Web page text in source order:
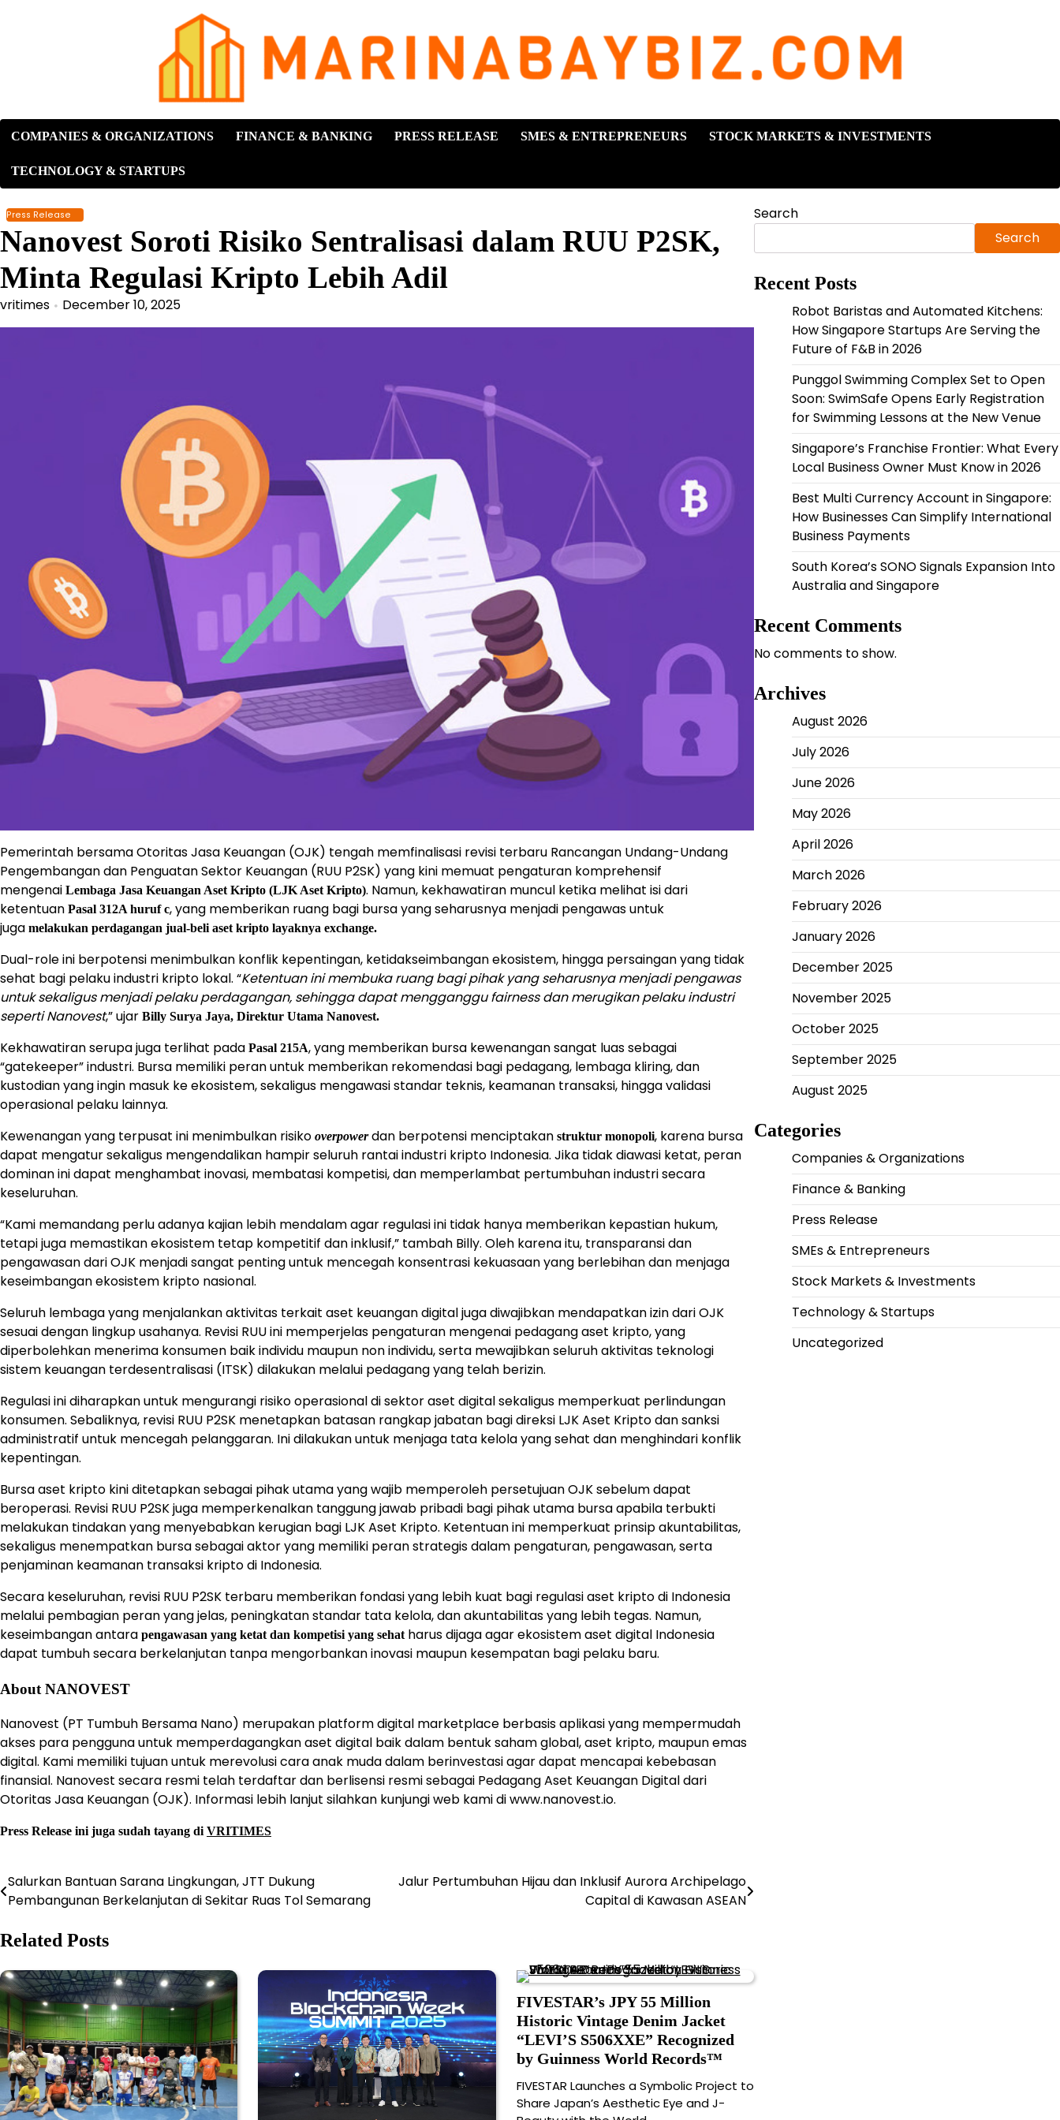
COMPANIES & ORGANIZATIONS FINANCE & BANKING PRESS RELEASE SMES & ENTREPRENEURS STOCK MARKETS & INVESTMENTS
TECHNOLOGY & STARTUPS
Press Release
Nanovest Soroti Risiko Sentralisasi dalam RUU P2SK,
Minta Regulasi Kripto Lebih Adil
vritimes December 10, 2025
Pemerintah bersama Otoritas Jasa Keuangan (OJK) tengah memfinalisasi revisi terbaru Rancangan Undang-Undang
Pengembangan dan Penguatan Sektor Keuangan (RUU P2SK) yang kini memuat pengaturan komprehensif
mengenai Lembaga Jasa Keuangan Aset Kripto (LJK Aset Kripto). Namun, kekhawatiran muncul ketika melihat isi dari
ketentuan Pasal 312A huruf c, yang memberikan ruang bagi bursa yang seharusnya menjadi pengawas untuk
juga melakukan perdagangan jual-beli aset kripto layaknya exchange.
Dual-role ini berpotensi menimbulkan konflik kepentingan, ketidakseimbangan ekosistem, hingga persaingan yang tidak
sehat bagi pelaku industri kripto lokal. “Ketentuan ini membuka ruang bagi pihak yang seharusnya menjadi pengawas
untuk sekaligus menjadi pelaku perdagangan, sehingga dapat mengganggu fairness dan merugikan pelaku industri
seperti Nanovest,” ujar Billy Surya Jaya, Direktur Utama Nanovest.
Kekhawatiran serupa juga terlihat pada Pasal 215A, yang memberikan bursa kewenangan sangat luas sebagai
“gatekeeper” industri. Bursa memiliki peran untuk memberikan rekomendasi bagi pedagang, lembaga kliring, dan
kustodian yang ingin masuk ke ekosistem, sekaligus mengawasi standar teknis, keamanan transaksi, hingga validasi
operasional pelaku lainnya.
Kewenangan yang terpusat ini menimbulkan risiko overpowerdan berpotensi menciptakan struktur monopoli, karena bursa
dapat mengatur sekaligus mengendalikan hampir seluruh rantai industri kripto Indonesia. Jika tidak diawasi ketat, peran
dominan ini dapat menghambat inovasi, membatasi kompetisi, dan memperlambat pertumbuhan industri secara
keseluruhan.
“Kami memandang perlu adanya kajian lebih mendalam agar regulasi ini tidak hanya memberikan kepastian hukum,
tetapi juga memastikan ekosistem tetap kompetitif dan inklusif,” tambah Billy. Oleh karena itu, transparansi dan
pengawasan dari OJK menjadi sangat penting untuk mencegah konsentrasi kekuasaan yang berlebihan dan menjaga
keseimbangan ekosistem kripto nasional.
Seluruh lembaga yang menjalankan aktivitas terkait aset keuangan digital juga diwajibkan mendapatkan izin dari OJK
sesuai dengan lingkup usahanya. Revisi RUU ini memperjelas pengaturan mengenai pedagang aset kripto, yang
diperbolehkan menerima konsumen baik individu maupun non individu, serta mewajibkan seluruh aktivitas teknologi
sistem keuangan terdesentralisasi (ITSK) dilakukan melalui pedagang yang telah berizin.
Regulasi ini diharapkan untuk mengurangi risiko operasional di sektor aset digital sekaligus memperkuat perlindungan
konsumen. Sebaliknya, revisi RUU P2SK menetapkan batasan rangkap jabatan bagi direksi LJK Aset Kripto dan sanksi
administratif untuk mencegah pelanggaran. Ini dilakukan untuk menjaga tata kelola yang sehat dan menghindari konflik
kepentingan.
Bursa aset kripto kini ditetapkan sebagai pihak utama yang wajib memperoleh persetujuan OJK sebelum dapat
beroperasi. Revisi RUU P2SK juga memperkenalkan tanggung jawab pribadi bagi pihak utama bursa apabila terbukti
melakukan tindakan yang menyebabkan kerugian bagi LJK Aset Kripto. Ketentuan ini memperkuat prinsip akuntabilitas,
sekaligus menempatkan bursa sebagai aktor yang memiliki peran strategis dalam pengaturan, pengawasan, serta
penjaminan keamanan transaksi kripto di Indonesia.
Secara keseluruhan, revisi RUU P2SK terbaru memberikan fondasi yang lebih kuat bagi regulasi aset kripto di Indonesia
melalui pembagian peran yang jelas, peningkatan standar tata kelola, dan akuntabilitas yang lebih tegas. Namun,
keseimbangan antara pengawasan yang ketat dan kompetisi yang sehatharus dijaga agar ekosistem aset digital Indonesia
dapat tumbuh secara berkelanjutan tanpa mengorbankan inovasi maupun kesempatan bagi pelaku baru.
About NANOVEST
Nanovest (PT Tumbuh Bersama Nano) merupakan platform digital marketplace berbasis aplikasi yang mempermudah
akses para pengguna untuk memperdagangkan aset digital baik dalam bentuk saham global, aset kripto, maupun emas
digital. Kami memiliki tujuan untuk merevolusi cara anak muda dalam berinvestasi agar dapat mencapai kebebasan
finansial. Nanovest secara resmi telah terdaftar dan berlisensi resmi sebagai Pedagang Aset Keuangan Digital dari
Otoritas Jasa Keuangan (OJK). Informasi lebih lanjut silahkan kunjungi web kami di www.nanovest.io.
Press Release ini juga sudah tayang diVRITIMES
Post
navigation
Salurkan Bantuan Sarana Lingkungan, JTT Dukung
Pembangunan Berkelanjutan di Sekitar Ruas Tol Semarang
Jalur Pertumbuhan Hijau dan Inklusif Aurora Archipelago
Capital di Kawasan ASEAN
Related Posts
FIVESTAR’s JPY 55 Million
Historic Vintage Denim Jacket
“LEVI’S S506XXE” Recognized
by Guinness World Records™
FIVESTAR Launches a Symbolic Project to
Share Japan’s Aesthetic Eye and J-
Search
Search
Recent Posts
Robot Baristas and Automated Kitchens:
How Singapore Startups Are Serving the
Future of F&B in 2026
Punggol Swimming Complex Set to Open
Soon: SwimSafe Opens Early Registration
for Swimming Lessons at the New Venue
Singapore’s Franchise Frontier: What Every
Local Business Owner Must Know in 2026
Best Multi Currency Account in Singapore:
How Businesses Can Simplify International
Business Payments
South Korea’s SONO Signals Expansion Into
Australia and Singapore
Recent Comments
No comments to show.
Archives
August 2026
July 2026
June 2026
May 2026
April 2026
March 2026
February 2026
January 2026
December 2025
November 2025
October 2025
September 2025
August 2025
Categories
Companies & Organizations
Finance & Banking
Press Release
SMEs & Entrepreneurs
Stock Markets & Investments
Technology & Startups
Uncategorized